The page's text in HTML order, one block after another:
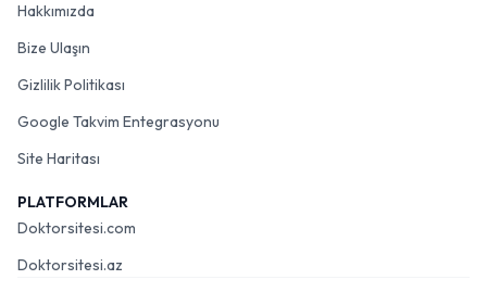
Hakkımızda
Bize Ulaşın
Gizlilik Politikası
Google Takvim Entegrasyonu
Site Haritası
PLATFORMLAR
Doktorsitesi.com
Doktorsitesi.az